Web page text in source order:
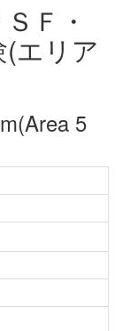
Ｆ・
エリア
5